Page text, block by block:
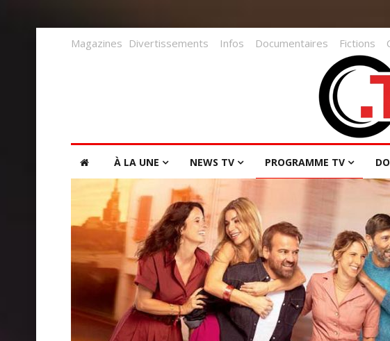
Magazines Divertissements Infos Documentaires Fictions
À LA UNE NEWS TV PROGRAMME TV